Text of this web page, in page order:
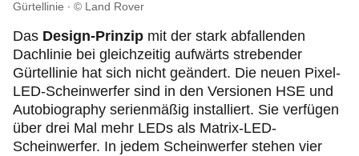
Gürtellinie
© Land Rover
Das Design-Prinzip mit der stark abfallenden
Dachlinie bei gleichzeitig aufwärts strebender
Gürtellinie hat sich nicht geändert. Die neuen Pixel-
LED-Scheinwerfer sind in den Versionen HSE und
Autobiography serienmäßig installiert. Sie verfügen
über drei Mal mehr LEDs als Matrix-LED-
Scheinwerfer. In jedem Scheinwerfer stehen vier